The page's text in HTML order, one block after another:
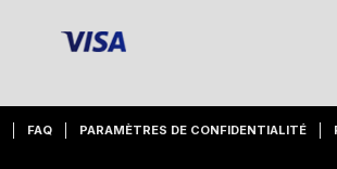
FAQ PARAMÈTRES DE CONFIDENTIALITÉ